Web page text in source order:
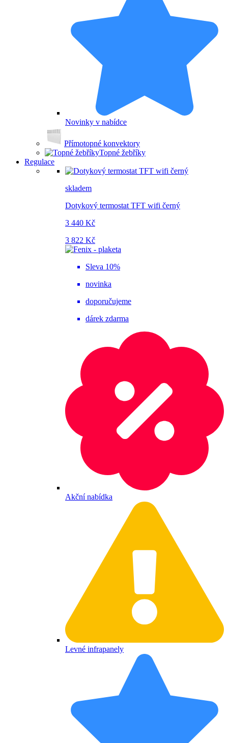
Novinky v nabídce
Přímotopné konvektory
Topné žebříky
Regulace
skladem
Dotykový termostat TFT wifi černý
3 440 Kč
3 822 Kč
Sleva 10%
novinka
doporučujeme
dárek zdarma
Akční nabídka
Levné infrapanely